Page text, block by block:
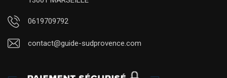
0619709792
contact@guide-sudprovence.com